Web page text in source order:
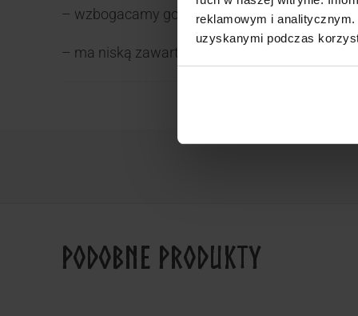
reklamowym i
uzyskanymi podczas
– wzbogacamy go witaminami: B6, B12, D i E
– ma niską zawartość soli i kwasów
Podobne produkty